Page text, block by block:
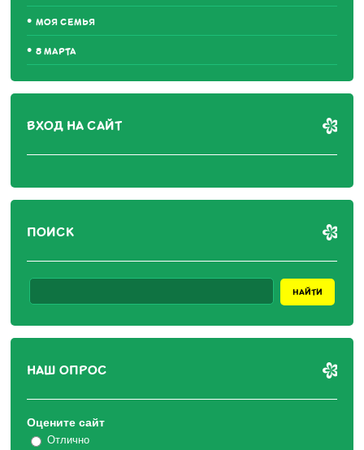
МОЯ СЕМЬЯ
8 МАРТА
ВХОД НА САЙТ
ПОИСК
НАШ ОПРОС
Оцените сайт
Отлично